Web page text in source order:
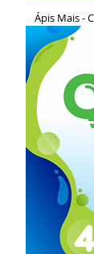
Ápis Mais -